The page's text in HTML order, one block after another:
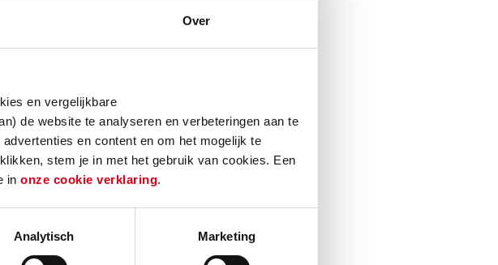
Over
en vergelijkbare
de website te analyseren en verbeteringen aan te
en content en om het mogelijk te
stem je in met het gebruik van cookies. Een
in onze cookie verklaring.
Analytisch Marketing